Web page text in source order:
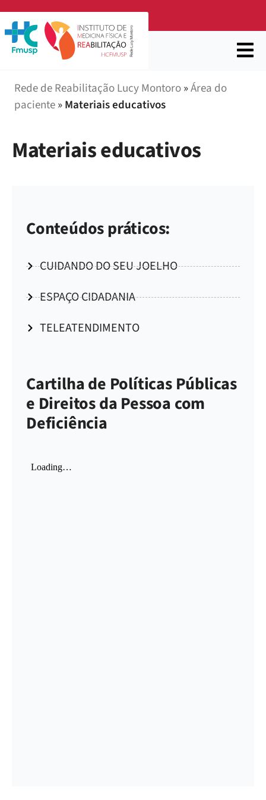
Rede de Reabilitação Lucy Montoro»Área do
paciente»Materiais educativos
Materiais educativos
Conteúdos práticos:
CUIDANDO DO SEU JOELHO
ESPAÇO CIDADANIA
TELEATENDIMENTO
Cartilha de Políticas Públicas
e Direitos da Pessoa com
Deficiência